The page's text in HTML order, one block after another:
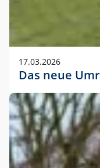
17.03.2026
Das neue